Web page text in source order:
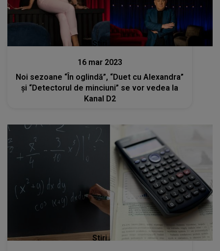
Stiri
16 mar 2023
Noi sezoane “În oglindă”, “Duet cu Alexandra”
şi “Detectorul de minciuni” se vor vedea la
Kanal D2
Stiri